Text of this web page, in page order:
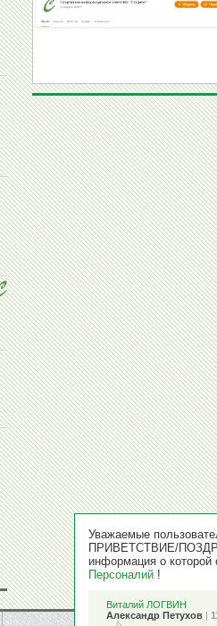
Уважаемые
ПРИВЕТСТВИЕ/
информация о
Персоналий !
Виталий ЛОГВИН
Александр Петухов |